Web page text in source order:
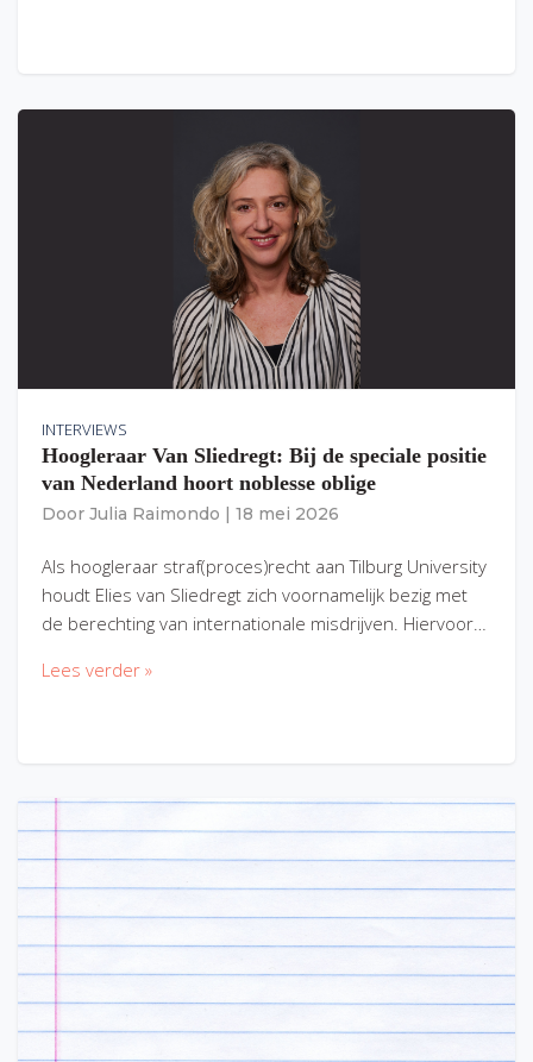
INTERVIEWS
Hoogleraar Van Sliedregt: Bij de speciale positie
van Nederland hoort noblesse oblige
Door Julia Raimondo 18 mei 2026
Als hoogleraar straf(proces)recht aan Tilburg University
houdt Elies van Sliedregt zich voornamelijk bezig met
de berechting van internationale misdrijven. Hiervoor…
Lees verder »